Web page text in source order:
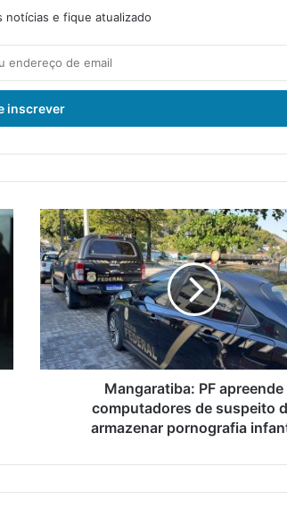
notícias e fique atualizado
M
a
n
g
a
r
a
t
i
F
Mangaratiba: PF apreende
computadores de suspeito
armazenar pornografia